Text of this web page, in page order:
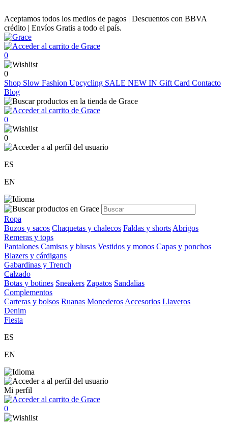
Aceptamos todos los medios de pagos | Descuentos con BBVA
crédito | Envíos Gratis a todo el país.
0
0
Shop Slow Fashion Upcycling SALE NEW IN Gift Card Contacto
Blog
0
0
ES
EN
Ropa
Buzos y sacos Chaquetas y chalecos Faldas y shorts Abrigos
Remeras y tops
Pantalones Camisas y blusas Vestidos y monos Capas y ponchos
Blazers y cárdigans
Gabardinas y Trench
Calzado
Botas y botines Sneakers Zapatos Sandalias
Complementos
Carteras y bolsos Ruanas Monederos Accesorios Llaveros
Denim
Fiesta
ES
EN
Mi perfil
0